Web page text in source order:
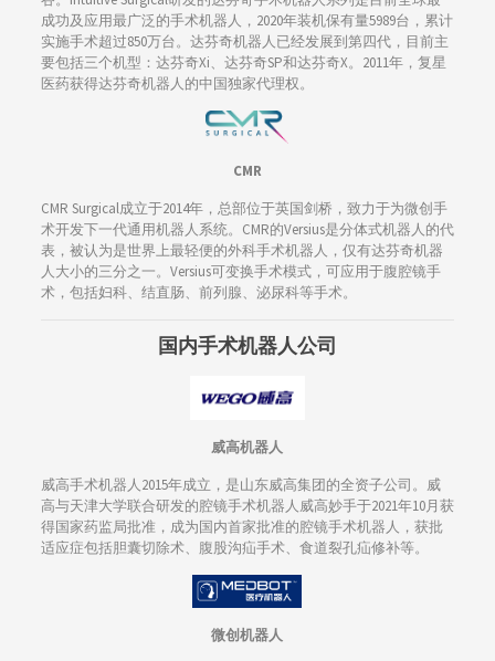
成功及应用最广泛的手术机器人，2020年装机保有量5989台，累计
实施手术超过850万台。达芬奇机器人已经发展到第四代，目前主
要包括三个机型：达芬奇Xi、达芬奇SP和达芬奇X。2011年，复星
医药获得达芬奇机器人的中国独家代理权。
CMR
CMR Surgical成立于2014年，总部位于英国剑桥，致力于为微创手
术开发下一代通用机器人系统。CMR的Versius是分体式机器人的代
表，被认为是世界上最轻便的外科手术机器人，仅有达芬奇机器
人大小的三分之一。Versius可变换手术模式，可应用于腹腔镜手
术，包括妇科、结直肠、前列腺、泌尿科等手术。
国内手术机器人公司
威高机器人
威高手术机器人2015年成立，是山东威高集团的全资子公司。威
高与天津大学联合研发的腔镜手术机器人威高妙手于2021年10月获
得国家药监局批准，成为国内首家批准的腔镜手术机器人，获批
适应症包括胆囊切除术、腹股沟疝手术、食道裂孔疝修补等。
微创机器人